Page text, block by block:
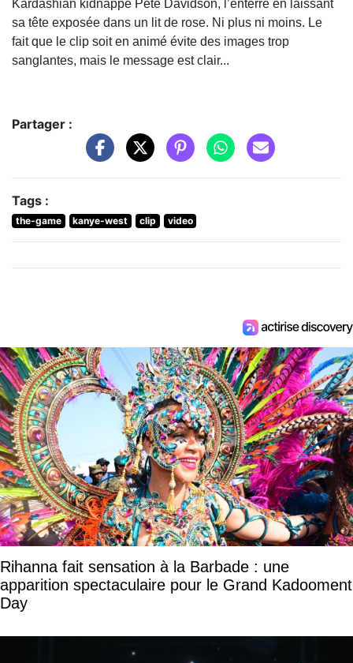
Kardashian kidnappe Pete Davidson, l’enterre en laissant
sa tête exposée dans un lit de rose. Ni plus ni moins. Le
fait que le clip soit en animé évite des images trop
sanglantes, mais le message est clair...
Partager :
Tags :
the-game kanye-west clip video
Rihanna fait sensation à la Barbade : une
apparition spectaculaire pour le Grand Kadooment
Day